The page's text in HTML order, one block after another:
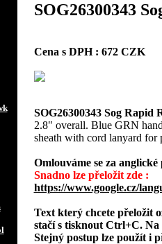
SOG26300343
Cena s DPH : 672 CZK
SOG26300343 Sog Rapid
2.8" overall. Blue GRN
sheath with cord lanyard for
Omlouváme se za anglické
Snadno lze přeložit zde :
https://www.google.cz/
Text který chcete přeložit
stačí s tisknout Ctrl+C.
Stejný postup lze použít i